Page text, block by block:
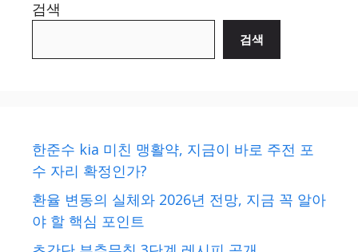
검색
검색
한준수 kia 미친 맹활약, 지금이 바로 주전 포
수 자리 확정인가?
환율 변동의 실체와 2026년 전망, 지금 꼭 알아
야 할 핵심 포인트